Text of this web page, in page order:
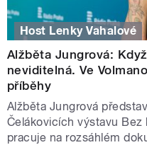
Host Lenky Vahalové
Alžběta Jungrová:
neviditelná. Ve
příběhy
Alžběta Jungrová
Čelákovicích výstavu
pracuje na rozsáhlém